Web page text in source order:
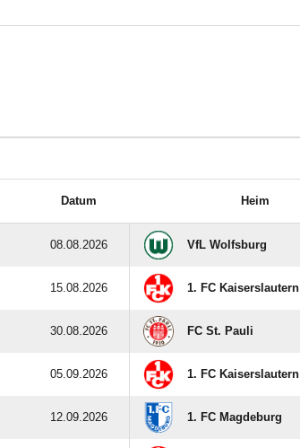
Datum Heim
08.08.2026 VfL Wolfsburg
15.08.2026 1. FC Kaiserslautern
30.08.2026 FC St. Pauli
05.09.2026 1. FC Kaiserslautern
12.09.2026 1. FC Magdeburg